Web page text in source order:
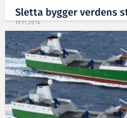
Sletta bygger verdens
19.11.2014